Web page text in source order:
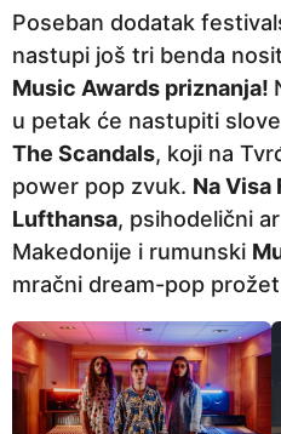
Poseban dodatak
nastupi još tri benda
Music Awards priznanja!
u petak će nastupiti
The Scandals, koji na
power pop zvuk. Na Visa
Lufthansa, psihodelični
Makedonije i rumunski
mračni dream-pop